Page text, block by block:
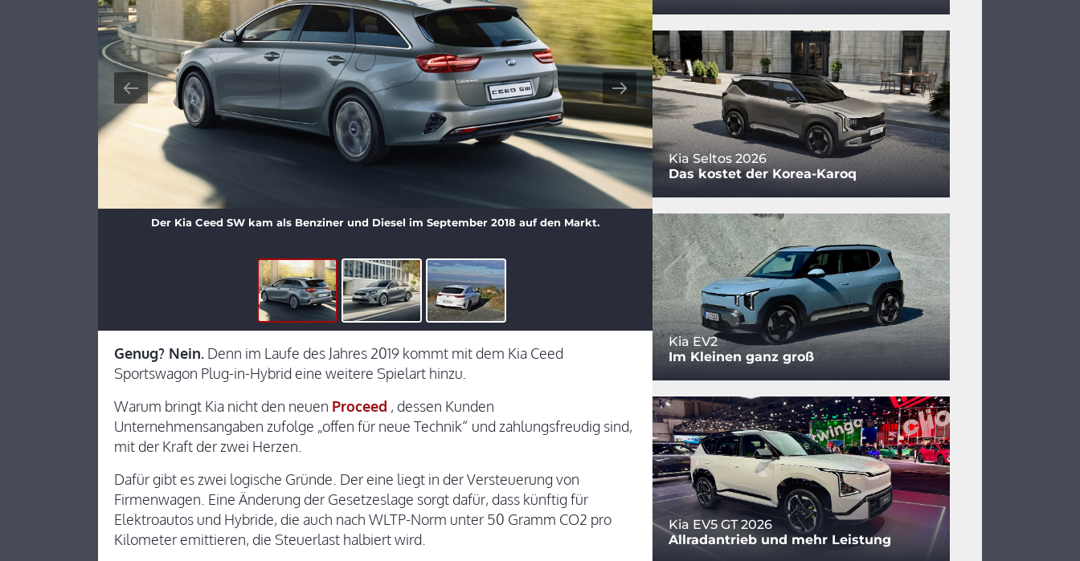
Der Kia Ceed SW kam als Benziner und Diesel im September 2018 auf den Markt.
Genug? Nein. Denn im Laufe des Jahres 2019 kommt mit dem Kia Ceed
Sportswagon Plug-in-Hybrid eine weitere Spielart hinzu.
Warum bringt Kia nicht den neuen Proceed , dessen Kunden
Unternehmensangaben zufolge „offen für neue Technik“ und zahlungsfreudig sind,
mit der Kraft der zwei Herzen.
Dafür gibt es zwei logische Gründe. Der eine liegt in der Versteuerung von
Firmenwagen. Eine Änderung der Gesetzeslage sorgt dafür, dass künftig für
Elektroautos und Hybride, die auch nach WLTP-Norm unter 50 Gramm CO2 pro
Kilometer emittieren, die Steuerlast halbiert wird.
Kia Seltos 2026
Das kostet der Korea-Karoq
Kia EV2
Im Kleinen ganz groß
Kia EV5 GT 2026
Allradantrieb und mehr Leistung